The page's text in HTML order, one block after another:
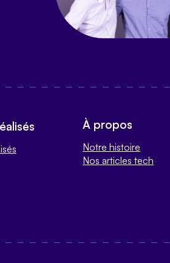
À propos
Notre histoire
Nos articles tech